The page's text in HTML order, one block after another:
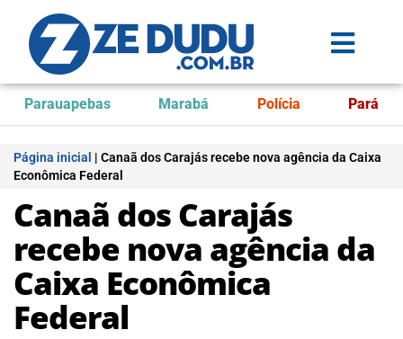
Parauapebas Marabá Polícia Pará
Página inicial | Canaã dos Carajás recebe nova agência da Caixa
Econômica Federal
Canaã dos Carajás
recebe nova agência da
Caixa Econômica
Federal